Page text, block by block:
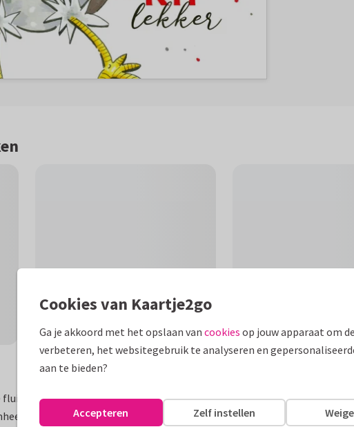
fluitende kip met de tekst "kiplekker" met
Alle tekst is aanpasbaar.
Cookies van Kaartje2go
Ga je akkoord met het opslaan van cookies op jouw apparaat om
verbeteren, het websitegebruik te analyseren en
aan te bieden?
Zelf instellen
Accepteren